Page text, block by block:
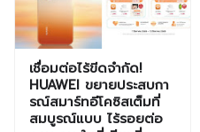
เชื่อมต่อไร้ขีดจำกัด!
HUAWEI ขยายประสบกา
รณ์สมาร์ทอีโคซิสเต็มที่
สมบูรณ์แบบ ไร้รอยต่อ